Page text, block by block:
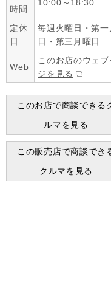
時間
10:00～18:30
定休
日
毎週火曜日・第一
日・第三月曜日
Web
このお店のウェブ
ジを見る
このお店で商談できる
ルマを見る
この販売店で商談でき
クルマを見る